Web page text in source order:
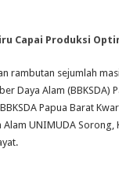
Capai Produksi
rambutan sejumlah
Daya Alam (BBKSDA)
Papua Barat
UNIMUDA Sorong,